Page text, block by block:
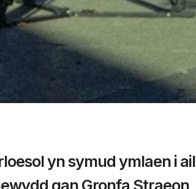
yn symud ymlaen i ail
gan Gronfa Straeon